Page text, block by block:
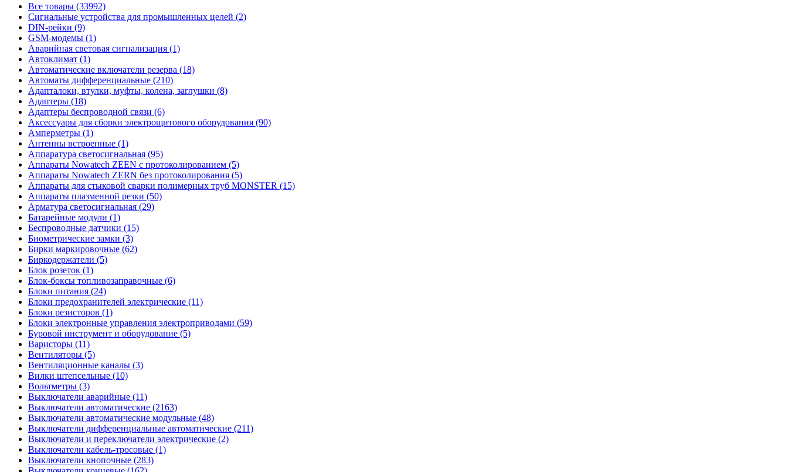
Все товары (33992)
Cигнальные устройства для промышленных целей (2)
DIN-рейки (9)
GSM-модемы (1)
Аварийная световая сигнализация (1)
Автоклимат (1)
Автоматические включатели резерва (18)
Автоматы дифференциальные (210)
Адапталоки, втулки, муфты, колена, заглушки (8)
Адаптеры (18)
Адаптеры беспроводной связи (6)
Аксессуары для сборки электрощитового оборудования (90)
Амперметры (1)
Антенны встроенные (1)
Аппаратура светосигнальная (95)
Аппараты Nowatech ZEEN c протоколированием (5)
Аппараты Nowatech ZERN без протоколирования (5)
Аппараты для стыковой сварки полимерных труб MONSTER (15)
Аппараты плазменной резки (50)
Арматура светосигнальная (29)
Батарейные модули (1)
Беспроводные датчики (15)
Биометрические замки (3)
Бирки маркировочные (62)
Биркодержатели (5)
Блок розеток (1)
Блок-боксы топливозаправочные (6)
Блоки питания (24)
Блоки предохранителей электрические (11)
Блоки резисторов (1)
Блоки электронные управления электроприводами (59)
Буровой инструмент и оборудование (5)
Варисторы (11)
Вентиляторы (5)
Вентиляционные каналы (3)
Вилки штепсельные (10)
Вольтметры (3)
Выключатели аварийные (11)
Выключатели автоматические (2163)
Выключатели автоматические модульные (48)
Выключатели дифференциальные автоматические (211)
Выключатели и переключатели электрические (2)
Выключатели кабель-тросовые (1)
Выключатели кнопочные (283)